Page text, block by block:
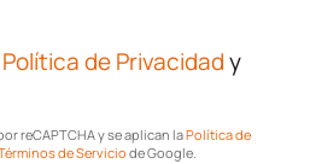
Política de Privacidady
reCAPTCHA y se aplican laPolítica de
de Serviciode Google.